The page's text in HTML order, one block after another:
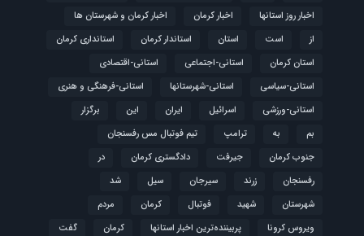
اخبار روز استانها
اخبار کرمان
اخبار کرمان و شهرستان ها
از
است استان استاندار کرمان
استانداری کرمان
استان کرمان
استانی-اجتماعی
استانی-اقتصادی
استانی-سیاسی
استانی-شهرستانها
استانی-فرهنگی و هنری
استانی-ورزشی
اسرائیل ایران این
برگزار
بم
به ترامپ
تیم فوتبال مس رفسنجان
جنوب کرمان
جیرفت دادگستری کرمان
در
رفسنجان
زرند سیرجان سیل
شد
شهرستان
شهید فوتبال كرمان
مردم
ویروس کرونا
پربیننده‌ترین اخبار استانها کرمان گفت